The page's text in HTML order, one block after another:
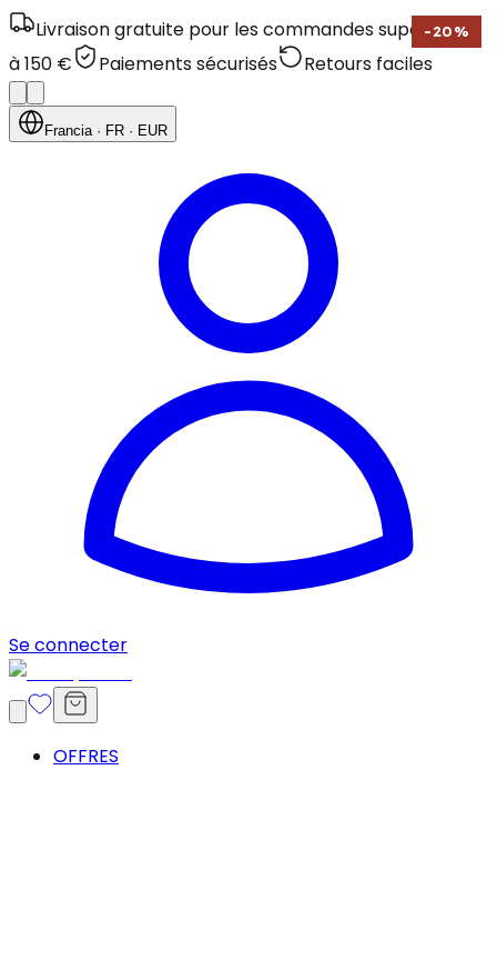
Livraison gratuite pour les commandes supérieures
à 150 €
Paiements sécurisés Retours faciles
Francia· FR · EUR
Se connecter
OFFRES
- 20 %